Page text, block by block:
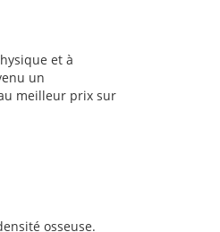
et à
un
meilleur prix sur
osseuse.